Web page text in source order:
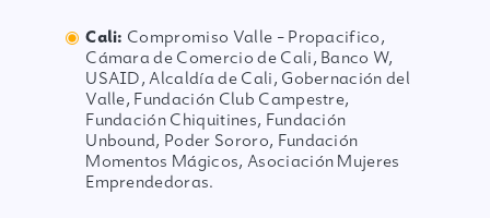
Cali: Compromiso Valle – Propacifico,
Cámara de Comercio de Cali, Banco W,
USAID, Alcaldía de Cali, Gobernación del
Valle, Fundación Club Campestre,
Fundación Chiquitines, Fundación
Unbound, Poder Sororo, Fundación
Momentos Mágicos, Asociación Mujeres
Emprendedoras.